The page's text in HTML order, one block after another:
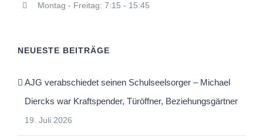
Montag - Freitag: 7:15 - 15:45
NEUESTE BEITRÄGE
AJG verabschiedet seinen Schulseelsorger – Michael
Diercks war Kraftspender, Türöffner, Beziehungsgärtner
19. Juli 2026